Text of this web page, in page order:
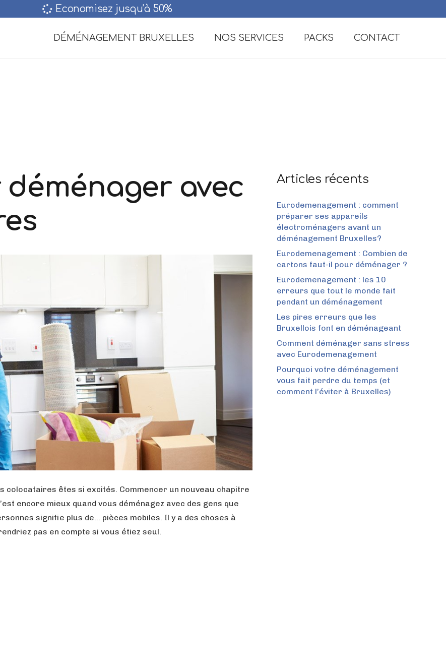
Economisez jusqu’à 50%‎
DÉMÉNAGEMENT BRUXELLES NOS SERVICES PACKS CONTACT
avec
colocataires êtes si excités. Commencer un nouveau chapitre
encore mieux quand vous déménagez avec des gens que
signifie plus de… pièces mobiles. Il y a des choses à
pas en compte si vous étiez seul.
Articles récents
Eurodemenagement : comment
préparer ses appareils
électroménagers avant un
déménagement Bruxelles?
Eurodemenagement : Combien de
cartons faut-il pour déménager ?
Eurodemenagement : les 10
erreurs que tout le monde fait
pendant un déménagement
Les pires erreurs que les
Bruxellois font en déménageant
Comment déménager sans stress
avec Eurodemenagement
Pourquoi votre déménagement
vous fait perdre du temps (et
comment l’éviter à Bruxelles)